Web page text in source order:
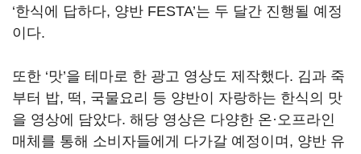
‘한식에 답하다, 양반 FESTA’는 두 달간 진행될 예정
이다.
또한 ‘맛’을 테마로 한 광고 영상도 제작했다. 김과 죽
부터 밥, 떡, 국물요리 등 양반이 자랑하는 한식의 맛
을 영상에 담았다. 해당 영상은 다양한 온·오프라인
매체를 통해 소비자들에게 다가갈 예정이며, 양반 유